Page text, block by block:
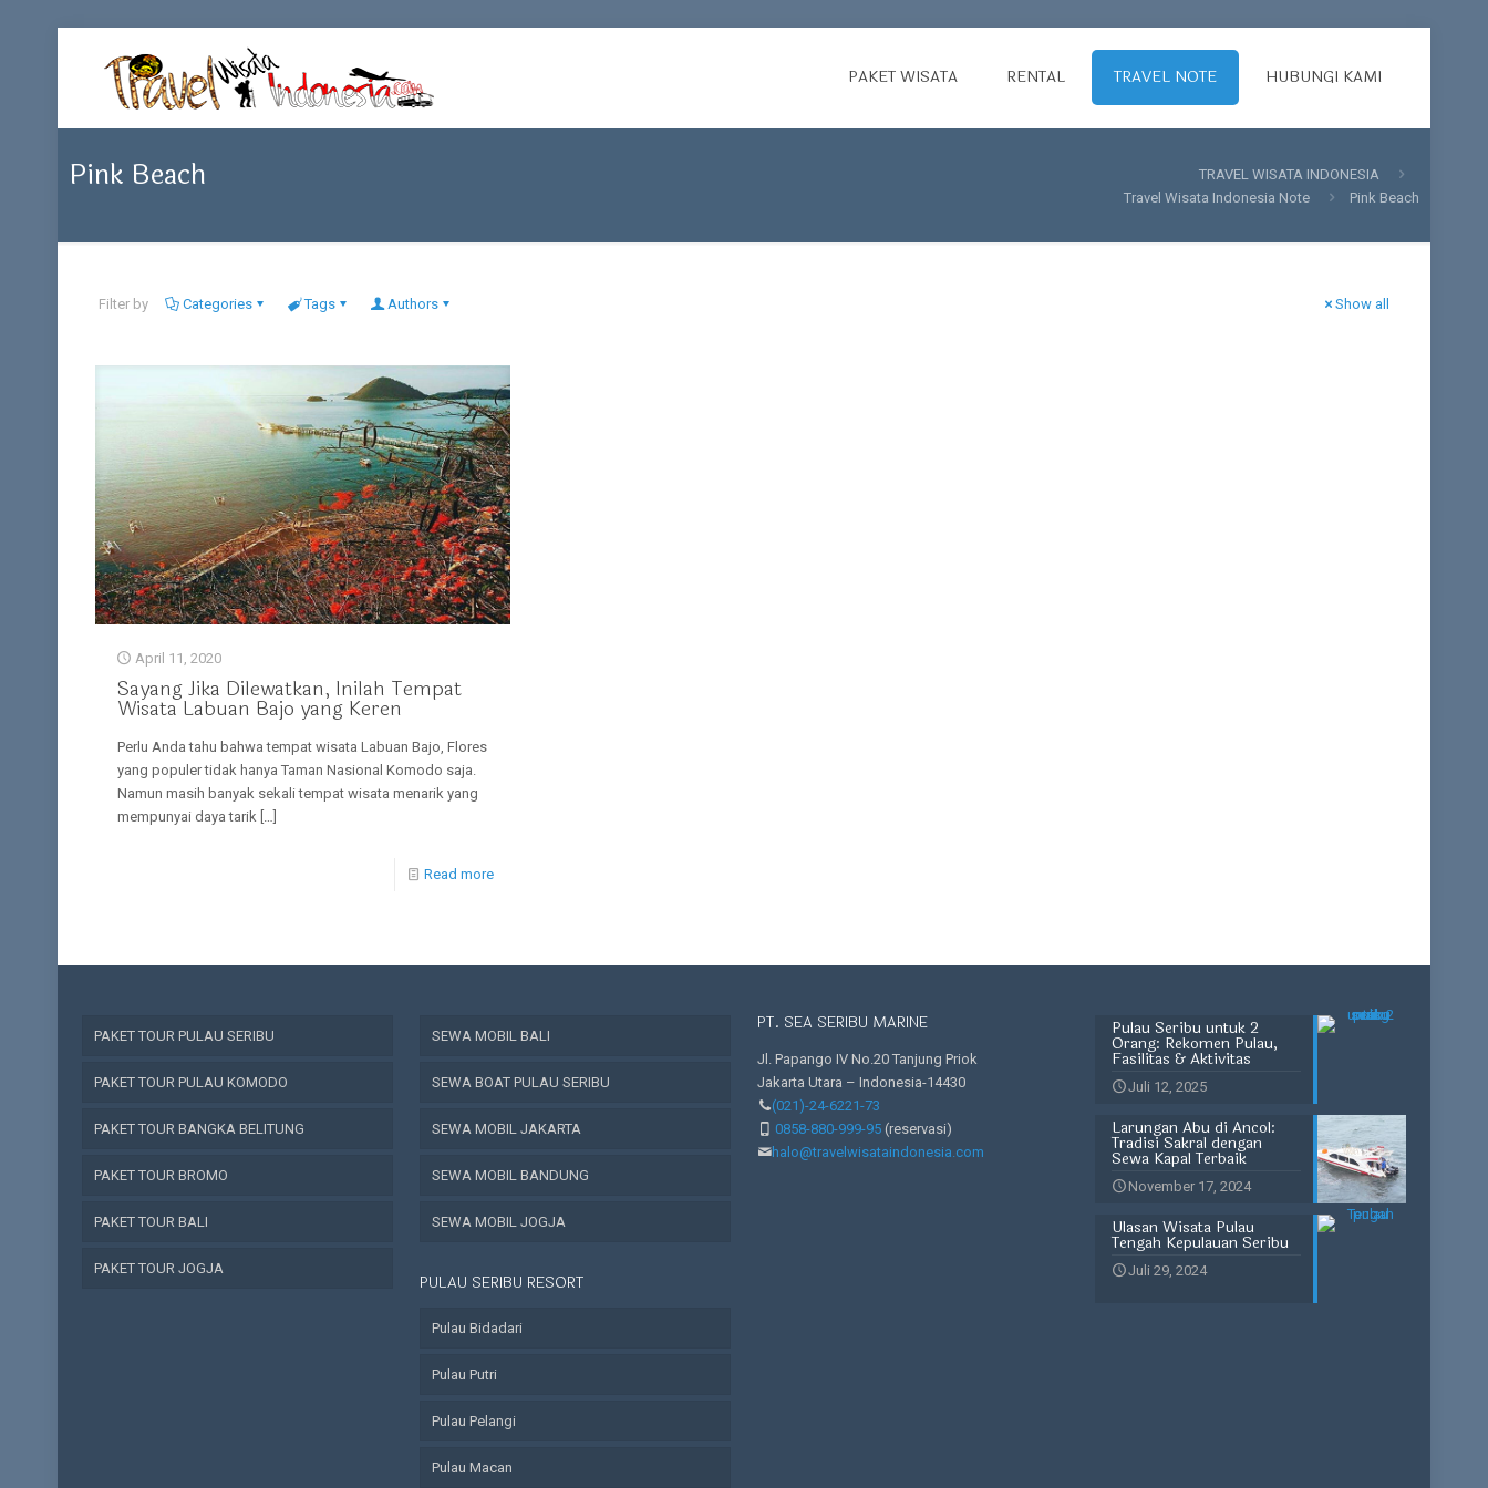
PAKET WISATA RENTAL TRAVEL NOTE HUBUNGI KAMI
Pink Beach
TRAVEL WISATA INDONESIA
Travel Wisata Indonesia Note
Pink Beach
Filter by Categories Tags Authors Show all
April 11, 2020
Sayang Jika Dilewatkan, Inilah Tempat
Wisata Labuan Bajo yang Keren
Perlu Anda tahu bahwa tempat wisata Labuan Bajo, Flores
yang populer tidak hanya Taman Nasional Komodo saja.
Namun masih banyak sekali tempat wisata menarik yang
mempunyai daya tarik[…]
Read more
PAKET TOUR PULAU SERIBU
PAKET TOUR PULAU KOMODO
PAKET TOUR BANGKA BELITUNG
PAKET TOUR BROMO
PAKET TOUR BALI
PAKET TOUR JOGJA
SEWA MOBIL BALI
SEWA BOAT PULAU SERIBU
SEWA MOBIL JAKARTA
SEWA MOBIL BANDUNG
SEWA MOBIL JOGJA
PULAU SERIBU RESORT
Pulau Bidadari
Pulau Putri
Pulau Pelangi
Pulau Macan
PT. SEA SERIBU MARINE
Jl. Papango IV No.20 Tanjung Priok
Jakarta Utara – Indonesia-14430
(021)-24-6221-73
0858-880-999-95 (reservasi)
halo@travelwisataindonesia.com
Pulau Seribu untuk 2
Orang: Rekomen Pulau,
Fasilitas & Aktivitas
Juli 12, 2025
Larungan Abu di Ancol:
Tradisi Sakral dengan
Sewa Kapal Terbaik
November 17, 2024
Ulasan Wisata Pulau
Tengah Kepulauan Seribu
Juli 29, 2024